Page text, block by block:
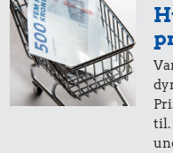
til.